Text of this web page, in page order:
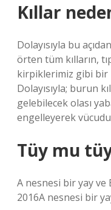
Kıllar
Dolayısıyla bu
örten tüm kılların,
kirpiklerimiz gibi bir
Dolayısıyla; burun
gelebilecek olası
engelleyerek
Tüy mu
A nesnesi bir yay ve
2016A nesnesi bir